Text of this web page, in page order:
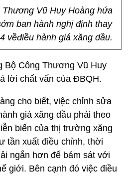
Vũ Huy Hoàng hứa
ban hành nghị định thay
vềđiều hành giá xăng dầu.
Bộ Công Thương Vũ Huy
lời chất vấn của ĐBQH.
cho biết, việc chỉnh sửa
giá xăng dầu phải theo
biến của thị trường xăng
tần xuất điều chỉnh, thời
ngắn hơn để bám sát với
giới. Bên cạnh đó việc điều